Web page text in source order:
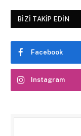
BIZI TAKIP EDIN
Facebook
Instagram